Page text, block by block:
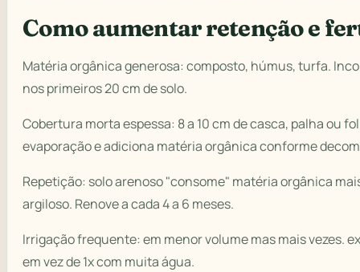
Como aumentar retenção e
Matéria orgânica generosa: composto, húmus, turfa.
nos primeiros 20 cm de solo.
Cobertura morta espessa: 8 a 10 cm de casca, palha ou
evaporação e adiciona matéria orgânica conforme
Repetição: solo arenoso "consome" matéria orgânica
argiloso. Renove a cada 4 a 6 meses.
Irrigação frequente: em menor volume mas mais vezes.
em vez de 1x com muita água.